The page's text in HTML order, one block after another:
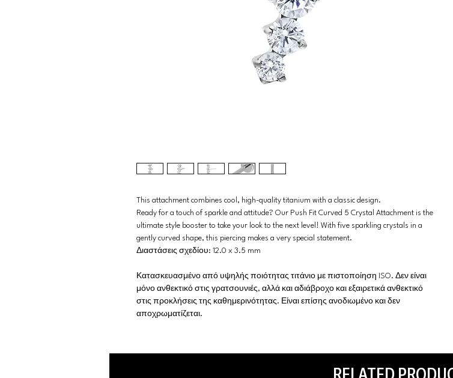
This attachment combines cool, high-quality titanium with a classic design.
Ready for a touch of sparkle and attitude? Our Push Fit Curved 5 Crystal Attachment is the
ultimate style booster to take your look to the next level! With five sparkling crystals in a
gently curved shape, this piercing makes a very special statement.
Διαστάσεις σχεδίου: 12.0 x 3.5 mm
Κατασκευασμένο από υψηλής ποιότητας τιτάνιο με πιστοποίηση ISO. Δεν είναι
μόνο ανθεκτικό στις γρατσουνιές, αλλά και αδιάβροχο και εξαιρετικά ανθεκτικό
στις προκλήσεις της καθημερινότητας. Είναι επίσης ανοδιωμένο και δεν
αποχρωματίζεται.